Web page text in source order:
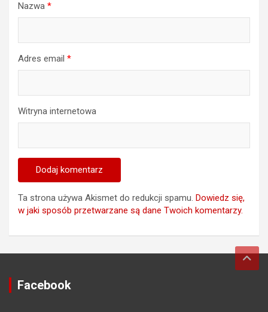
Nazwa *
Adres email *
Witryna internetowa
Ta strona używa Akismet do redukcji spamu. Dowiedz się,
w jaki sposób przetwarzane są dane Twoich komentarzy.
Facebook